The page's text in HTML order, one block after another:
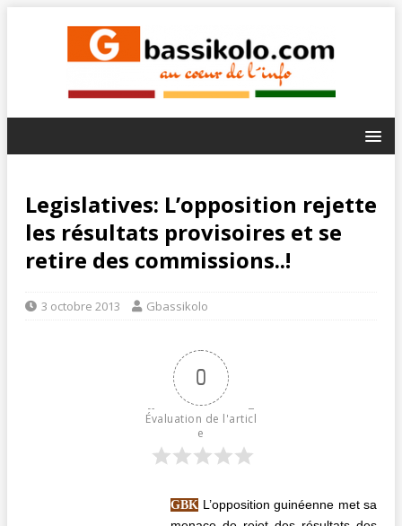
Legislatives: L’opposition rejette
les résultats provisoires et se
retire des commissions..!
3 octobre 2013 Gbassikolo
0
Évaluation de l'articl
e
GBK L’opposition guinéenne met sa